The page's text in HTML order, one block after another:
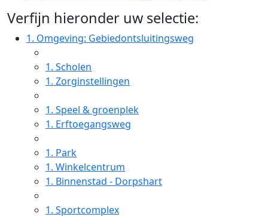
Verfijn hieronder uw selectie:
1. Omgeving: Gebiedontsluitingsweg
1. Scholen
1. Zorginstellingen
1. Speel & groenplek
1. Erftoegangsweg
1. Park
1. Winkelcentrum
1. Binnenstad - Dorpshart
1. Sportcomplex